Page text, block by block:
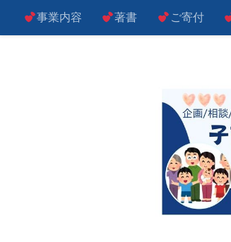
コンテンツへスキップ
事業内容 著書 ご寄付